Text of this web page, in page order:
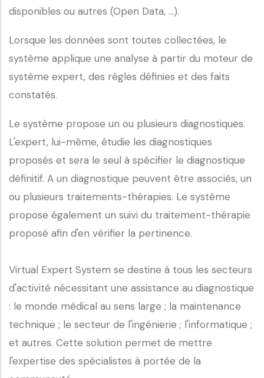
disponibles ou autres (Open Data, ...).
Lorsque les données sont toutes collectées, le
système applique une analyse à partir du moteur de
système expert, des règles définies et des faits
constatés.
Le système propose un ou plusieurs diagnostiques.
L'expert, lui-même, étudie les diagnostiques
proposés et sera le seul à spécifier le diagnostique
définitif. A un diagnostique peuvent être associés, un
ou plusieurs traitements-thérapies. Le système
propose également un suivi du traitement-thérapie
proposé afin d'en vérifier la pertinence.
Virtual Expert System se destine à tous les secteurs
d'activité nécessitant une assistance au diagnostique
: le monde médical au sens large ; la maintenance
technique ; le secteur de l'ingénierie ; l'informatique ;
et autres. Cette solution permet de mettre
l'expertise des spécialistes à portée de la